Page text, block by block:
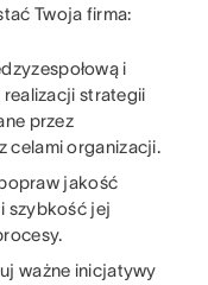
Twoja firma:
i
realizacji strategii
przez
celami organizacji.
jakość
szybkość jej
ważne inicjatywy